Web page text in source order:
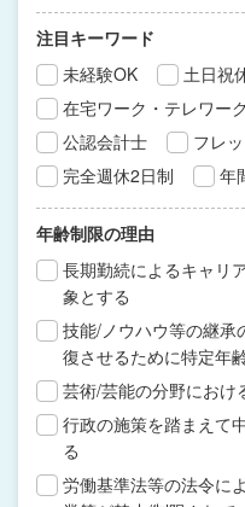
注目キーワード
未経験OK
土日祝
在宅ワーク・テレワーク
公認会計士
フレ
完全週休2日制
年
年齢制限の理由
長期勤続によるキャリ
象とする
技能/ノウハウ等の継承
復させるために特定年
芸術/芸能の分野におけ
行政の施策を踏まえて
る
労働基準法等の法令に